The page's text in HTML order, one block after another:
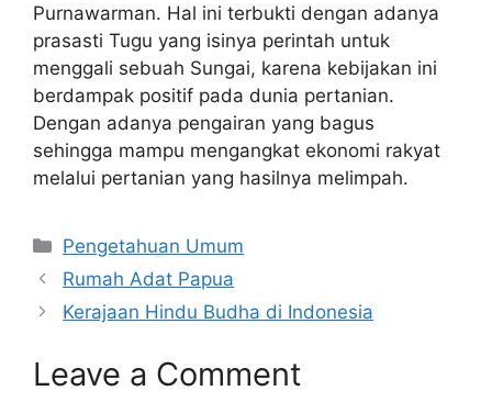
Purnawarman. Hal ini terbukti dengan adanya
prasasti Tugu yang isinya perintah untuk
menggali sebuah Sungai, karena kebijakan ini
berdampak positif pada dunia pertanian.
Dengan adanya pengairan yang bagus
sehingga mampu mengangkat ekonomi rakyat
melalui pertanian yang hasilnya melimpah.
Pengetahuan Umum
Rumah Adat Papua
Kerajaan Hindu Budha di Indonesia
Leave a Comment